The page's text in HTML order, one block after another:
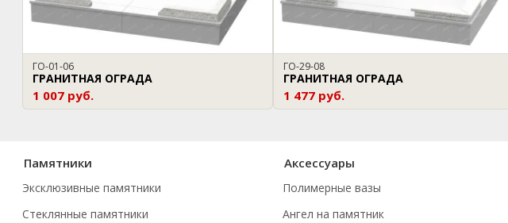
ГО-01-06
ГРАНИТНАЯ ОГРАДА
1 007 руб.
ГО-29-08
ГРАНИТНАЯ ОГРАДА
1 477 руб.
Памятники
Эксклюзивные памятники
Стеклянные памятники
Аксессуары
Полимерные вазы
Ангел на памятник